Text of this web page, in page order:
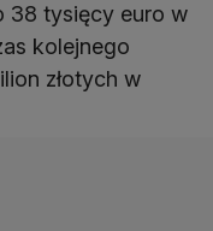
38 tysięcy euro w
kolejnego
złotych w